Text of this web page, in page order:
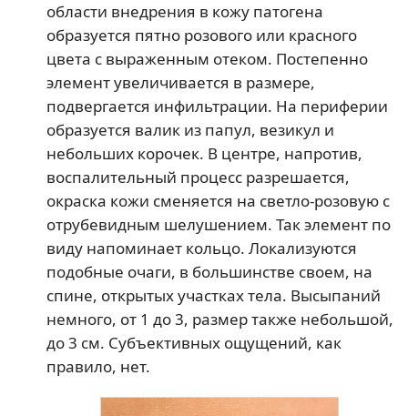
области внедрения в кожу патогена
образуется пятно розового или красного
цвета с выраженным отеком. Постепенно
элемент увеличивается в размере,
подвергается инфильтрации. На периферии
образуется валик из папул, везикул и
небольших корочек. В центре, напротив,
воспалительный процесс разрешается,
окраска кожи сменяется на светло-розовую с
отрубевидным шелушением. Так элемент по
виду напоминает кольцо. Локализуются
подобные очаги, в большинстве своем, на
спине, открытых участках тела. Высыпаний
немного, от 1 до 3, размер также небольшой,
до 3 см. Субъективных ощущений, как
правило, нет.